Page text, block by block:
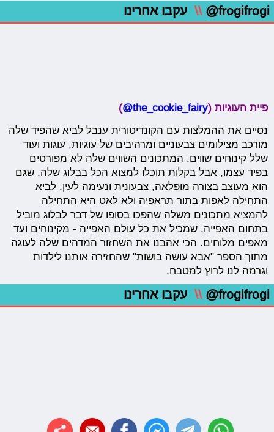
@frogifrogi
\\ עקבו אחרינו
פיית העוגיות (the_cookie_fairy@
)
נסיים את ההמלצות עם הקונדיטורית ענבל לביא שהפיד שלה
מורכב מצילומים צבעוניים ומרהיבים של עוגיות, עוגות ועוד
שלל קינוחים שווים. המתכונים השווים שלה לא מפורטים
בפיד עצמו, אבל בקלות תוכלו למצוא הכל בבלוג שלה, שגם
הוא מעוצב בצורה מופלאה, צבעונית ונעימה לעין. לביא
התחילה לאפות בתור תראפיה ולא לאט היא התחילה
להמציא מתכונים משלה שהפכו בסופו של דבר לבלוג מוביל
בתחום האפייה, שמכיל את כל עולם האפייה - מקינוחים ועד
מאפים מלוחים. הכי אהבנו את השחזור המדהים שלה לעוגה
מתוך הספר "אבא עושה בושות" שהחזירה אותנו לילדות
וגרמה לנו לרוץ למטבח.
@frogifrogi
\\ עקבו אחרינו